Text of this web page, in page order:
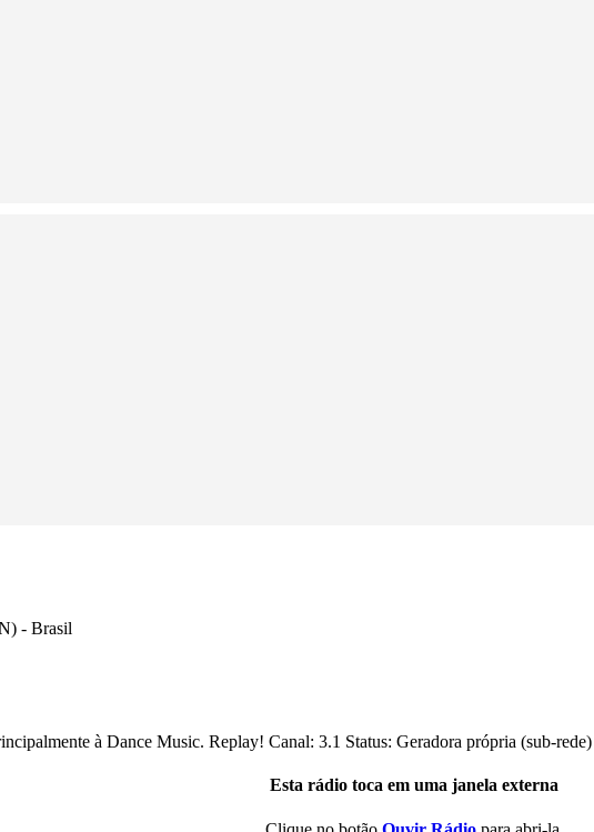
- Brasil
à Dance Music. Replay! Canal: 3.1 Status: Geradora própria (sub-
Esta rádio toca em uma janela externa